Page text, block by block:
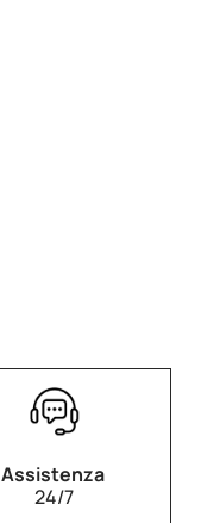
Assistenza
24/7